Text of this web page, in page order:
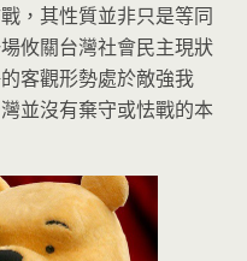
，其性質並非只是等同
攸關台灣社會民主現狀
客觀形勢處於敵強我
並沒有棄守或怯戰的本